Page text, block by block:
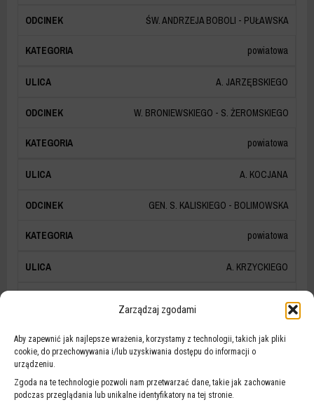
Zarządzaj zgodami
Aby zapewnić jak najlepsze wrażenia, korzystamy z technologii, takich jak pliki
cookie, do przechowywania i/lub uzyskiwania dostępu do informacji o
urządzeniu.
Zgoda na te technologie pozwoli nam przetwarzać dane, takie jak zachowanie
podczas przeglądania lub unikalne identyfikatory na tej stronie.
ŚW. ANDRZEJA BOBOLI - PUŁAWSKA
powiatowa
A. JARZĘBSKIEGO
W. BRONIEWSKIEGO - S. ŻEROMSKIEGO
powiatowa
A. KOCJANA
GEN. S. KALISKIEGO - BOLIMOWSKA
powiatowa
A. KRZYCKIEGO
A. MICKIEWICZA
GEN. W. ANDERSA - KLAUDYNY (Z WYŁĄCZENIEM